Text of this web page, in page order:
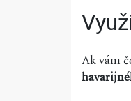
Ak vám